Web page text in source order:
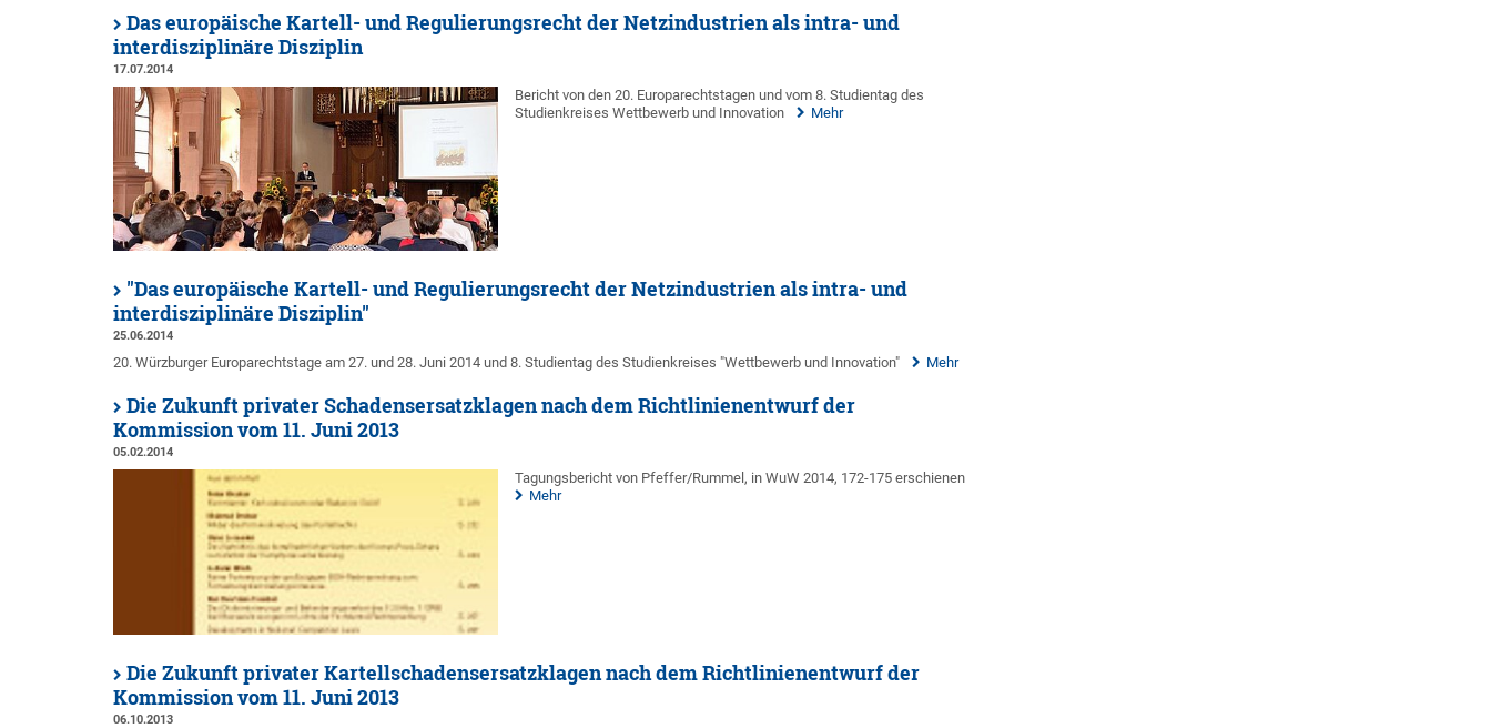
Das europäische Kartell- und Regulierungsrecht der Netzindustrien als intra- und
interdisziplinäre Disziplin
17.07.2014
Bericht von den 20. Europarechtstagen und vom 8. Studientag des
Studienkreises Wettbewerb und Innovation
Mehr
"Das europäische Kartell- und Regulierungsrecht der Netzindustrien als intra- und
interdisziplinäre Disziplin"
25.06.2014
20. Würzburger Europarechtstage am 27. und 28. Juni 2014 und 8. Studientag des Studienkreises "Wettbewerb und Innovation" Mehr
Die Zukunft privater Schadensersatzklagen nach dem Richtlinienentwurf der
Kommission vom 11. Juni 2013
05.02.2014
Tagungsbericht von Pfeffer/Rummel, in WuW 2014, 172-175 erschienen
Mehr
Die Zukunft privater Kartellschadensersatzklagen nach dem Richtlinienentwurf der
Kommission vom 11. Juni 2013
06.10.2013